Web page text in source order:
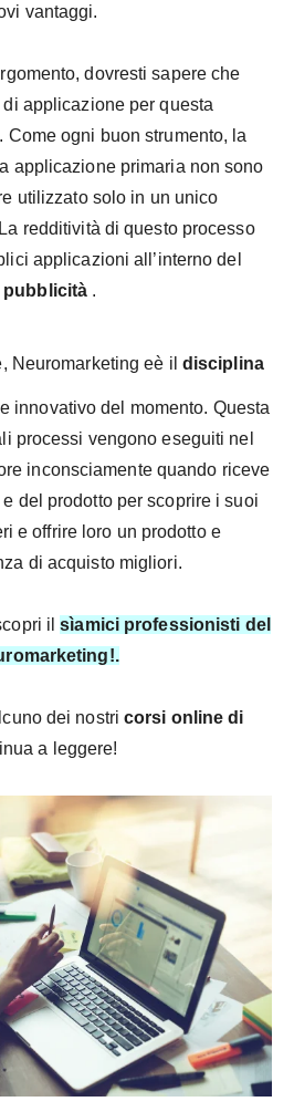
vantaggi.
dovresti sapere che
applicazione per questa
ogni buon strumento, la
applicazione primaria non sono
utilizzato solo in un unico
redditività di questo processo
applicazioni all’interno del
pubblicità .
Neuromarketing eè il disciplina
innovativo del momento. Questa
processi vengono eseguiti nel
inconsciamente quando riceve
e del prodotto per scoprire i suoi
e offrire loro un prodotto e
di acquisto migliori.
il sìamici professionisti del
dei nostri corsi online di
a leggere!